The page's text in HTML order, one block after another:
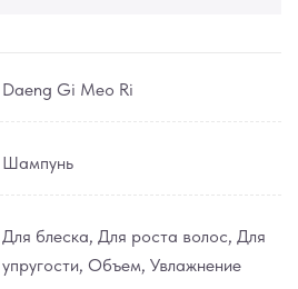
Daeng Gi Meo Ri
Шампунь
Для блеска, Для роста волос, Для
упругости,Объем,Увлажнение